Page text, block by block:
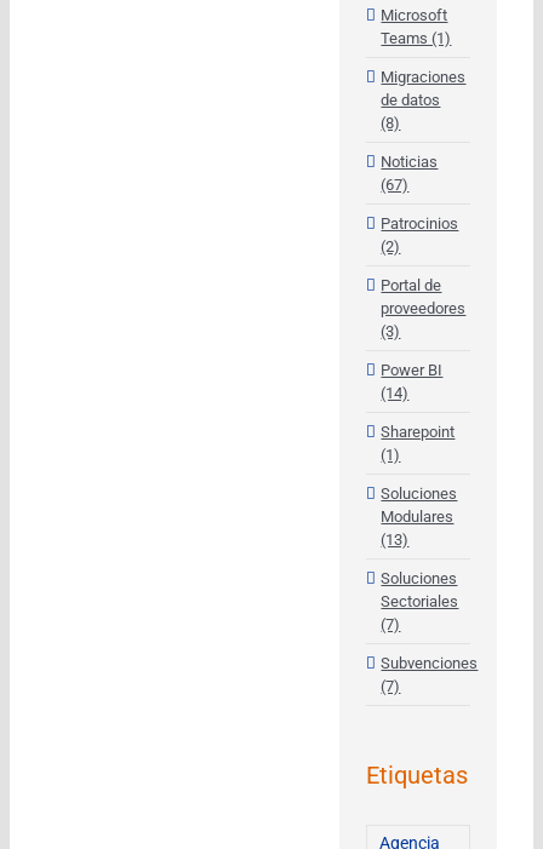
Microsoft
Teams (1)
Migraciones
de datos
(8)
Noticias
(67)
Patrocinios
(2)
Portal de
proveedores
(3)
Power BI
(14)
Sharepoint
(1)
Soluciones
Modulares
(13)
Soluciones
Sectoriales
(7)
Subvenciones
(7)
Etiquetas
Agencia